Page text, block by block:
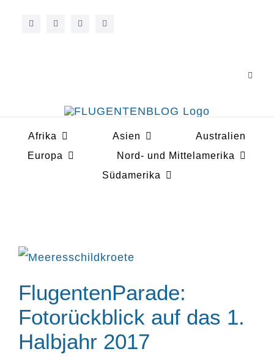
Toggle
Afrika Asien
Australien
Europa
Nord- und Mittelamerika
Südamerika
FlugentenParade:
Fotorückblick auf das 1.
Halbjahr 2017